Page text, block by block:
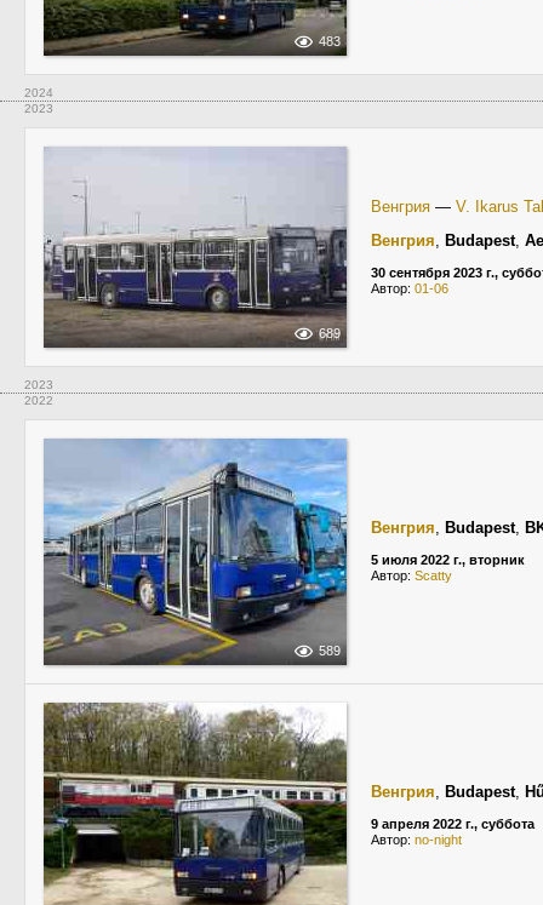
483
2024
2023
689
Венгрия — V. Ikarus
Венгрия, Budapest,
30 сентября 2023 г.,
Автор: 01-06
2023
2022
589
Венгрия, Budapest,
5 июля 2022 г., вторник
Автор: Scatty
Венгрия, Budapest,
9 апреля 2022 г., суббота
Автор: no-night